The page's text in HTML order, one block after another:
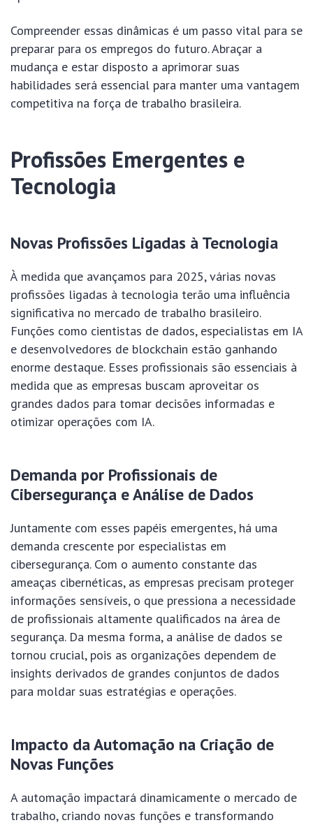
Compreender essas dinâmicas é um passo vital para se
preparar para os empregos do futuro. Abraçar a
mudança e estar disposto a aprimorar suas
habilidades será essencial para manter uma vantagem
competitiva na força de trabalho brasileira.
Profissões Emergentes e
Tecnologia
Novas Profissões Ligadas à Tecnologia
À medida que avançamos para 2025, várias novas
profissões ligadas à tecnologia terão uma influência
significativa no mercado de trabalho brasileiro.
Funções como cientistas de dados, especialistas em IA
e desenvolvedores de blockchain estão ganhando
enorme destaque. Esses profissionais são essenciais à
medida que as empresas buscam aproveitar os
grandes dados para tomar decisões informadas e
otimizar operações com IA.
Demanda por Profissionais de
Cibersegurança e Análise de Dados
Juntamente com esses papéis emergentes, há uma
demanda crescente por especialistas em
cibersegurança. Com o aumento constante das
ameaças cibernéticas, as empresas precisam proteger
informações sensíveis, o que pressiona a necessidade
de profissionais altamente qualificados na área de
segurança. Da mesma forma, a análise de dados se
tornou crucial, pois as organizações dependem de
insights derivados de grandes conjuntos de dados
para moldar suas estratégias e operações.
Impacto da Automação na Criação de
Novas Funções
A automação impactará dinamicamente o mercado de
trabalho, criando novas funções e transformando